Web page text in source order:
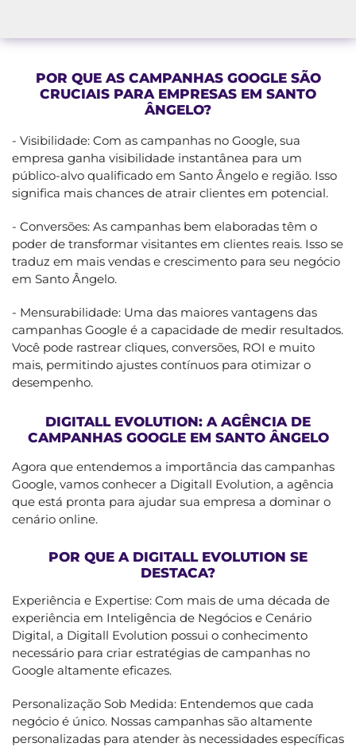
POR QUE AS CAMPANHAS GOOGLE SÃO
CRUCIAIS PARA EMPRESAS EM SANTO
ÂNGELO?
- Visibilidade: Com as campanhas no Google, sua
empresa ganha visibilidade instantânea para um
público-alvo qualificado em Santo Ângelo e região. Isso
significa mais chances de atrair clientes em potencial.
- Conversões: As campanhas bem elaboradas têm o
poder de transformar visitantes em clientes reais. Isso se
traduz em mais vendas e crescimento para seu negócio
em Santo Ângelo.
- Mensurabilidade: Uma das maiores vantagens das
campanhas Google é a capacidade de medir resultados.
Você pode rastrear cliques, conversões, ROI e muito
mais, permitindo ajustes contínuos para otimizar o
desempenho.
DIGITALL EVOLUTION: A AGÊNCIA DE
CAMPANHAS GOOGLE EM SANTO ÂNGELO
Agora que entendemos a importância das campanhas
Google, vamos conhecer a Digitall Evolution, a agência
que está pronta para ajudar sua empresa a dominar o
cenário online.
POR QUE A DIGITALL EVOLUTION SE
DESTACA?
Experiência e Expertise: Com mais de uma década de
experiência em Inteligência de Negócios e Cenário
Digital, a Digitall Evolution possui o conhecimento
necessário para criar estratégias de campanhas no
Google altamente eficazes.
Personalização Sob Medida: Entendemos que cada
negócio é único. Nossas campanhas são altamente
personalizadas para atender às necessidades específicas